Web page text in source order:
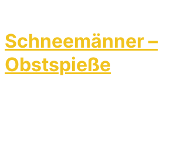
Schneemänner –
Obstspieße